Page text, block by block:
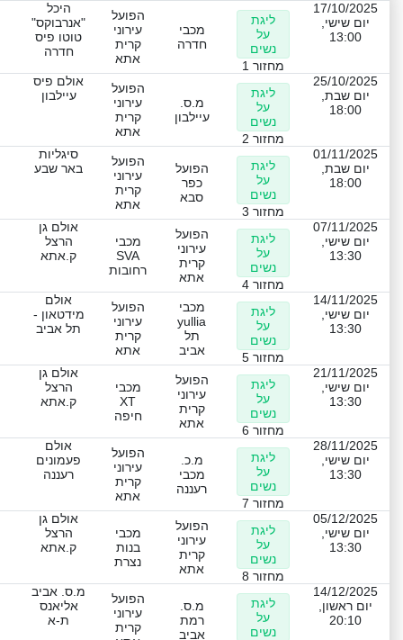
17/10/2025
יום שישי,
13:00
ליגת
על
נשים
מחזור 1
מכבי
חדרה
הפועל
עירוני
קרית
אתא
היכל
"אנרבוקס"
טוטו פיס
חדרה
25/10/2025
יום שבת,
18:00
ליגת
על
נשים
מחזור 2
מ.ס.
עיילבון
הפועל
עירוני
קרית
אתא
אולם פיס
עיילבון
01/11/2025
יום שבת,
18:00
ליגת
על
נשים
מחזור 3
הפועל
כפר
סבא
הפועל
עירוני
קרית
אתא
סיגליות
באר שבע
07/11/2025
יום שישי,
13:30
ליגת
על
נשים
מחזור 4
הפועל
עירוני
קרית
אתא
מכבי
SVA
רחובות
אולם גן
הרצל
ק.אתא
14/11/2025
יום שישי,
13:30
ליגת
על
נשים
מחזור 5
מכבי
yullia
תל
אביב
הפועל
עירוני
קרית
אתא
אולם
מידטאון -
תל אביב
21/11/2025
יום שישי,
13:30
ליגת
על
נשים
מחזור 6
הפועל
עירוני
קרית
אתא
מכבי
XT
חיפה
אולם גן
הרצל
ק.אתא
28/11/2025
יום שישי,
13:30
ליגת
על
נשים
מחזור 7
מ.כ.
מכבי
רעננה
הפועל
עירוני
קרית
אתא
אולם
פעמונים
רעננה
05/12/2025
יום שישי,
13:30
ליגת
על
נשים
מחזור 8
הפועל
עירוני
קרית
אתא
מכבי
בנות
נצרת
אולם גן
הרצל
ק.אתא
14/12/2025
יום ראשון,
20:10
ליגת
על
נשים
מ.ס.
רמת
אביב
הפועל
עירוני
קרית
מ.ס. אביב
אליאנס
ת-א